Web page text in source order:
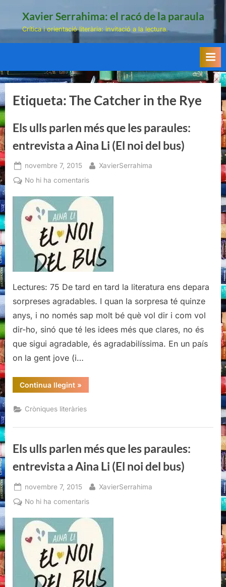
Xavier Serrahima: el racó de la paraula
Crítica i orientació literària: invitació a la lectura.
Etiqueta:The Catcher in the Rye
Els ulls parlen més que les paraules:
entrevista a Aina Li (El noi del bus)
Posted
on
novembre 7, 2015 By
XavierSerrahima
No hi ha comentarisa
ulls
parlen
més
que
les
paraules:
entrevista
a
(El
noi
del
Lectures: 75 De tard en tard la literatura ens depara
sorpreses agradables. I quan la sorpresa té quinze
anys, i no només sap molt bé què vol dir i com vol
dir-ho, sinó que té les idees més que clares, no és
que sigui agradable, és agradabilíssima. En un país
on la gent jove (i…
Continua llegint“Els
ulls
més
que
paraules:
Aina
Li
(El
noi
bus)”
»
Cròniques literàries
Els ulls parlen més que les paraules:
entrevista a Aina Li (El noi del bus)
Posted
on
novembre 7, 2015 By
XavierSerrahima
No hi ha comentarisa
ulls
parlen
més
que
les
paraules: